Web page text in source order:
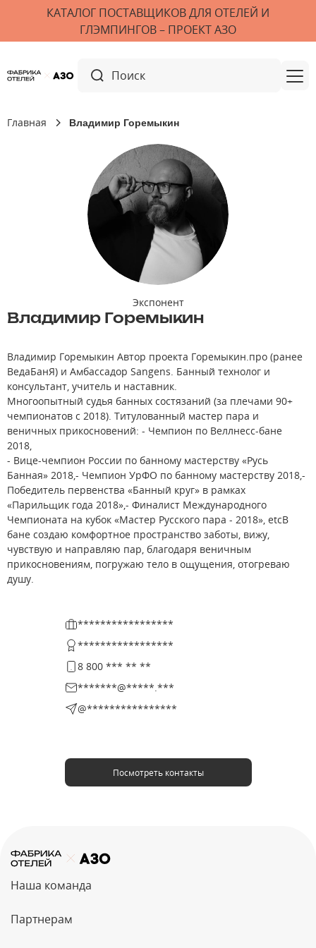
КАТАЛОГ ПОСТАВЩИКОВ ДЛЯ ОТЕЛЕЙ И
ГЛЭМПИНГОВ – ПРОЕКТ АЗО
Главная Владимир Горемыкин
Экспонент
Владимир Горемыкин
Владимир Горемыкин Автор проекта Горемыкин.про (ранее
ВедаБанЯ) и Амбассадор Sangens. Банный технолог и
консультант, учитель и наставник.
Многоопытный судья банных состязаний (за плечами 90+
чемпионатов с 2018). Титулованный мастер пара и
веничных прикосновений: - Чемпион по Веллнесс-бане
2018,
- Вице-чемпион России по банному мастерству «Русь
Банная» 2018,- Чемпион УрФО по банному мастерству 2018,-
Победитель первенства «Банный круг» в рамках
«Парильщик года 2018»,- Финалист Международного
Чемпионата на кубок «Мастер Русского пара - 2018», etcВ
бане создаю комфортное пространство заботы, вижу,
чувствую и направляю пар, благодаря веничным
прикосновениям, погружаю тело в ощущения, отогреваю
душу.
*****************
*****************
8 800 *** ** **
*******@*****.***
@****************
Посмотреть контакты
Наша команда
Партнерам